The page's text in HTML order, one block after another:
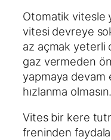
Otomatik vitesle
vitesi devreye
az açmak yeterli
gaz vermeden
yapmaya devam
hızlanma olmasın.
Vites bir kere
freninden